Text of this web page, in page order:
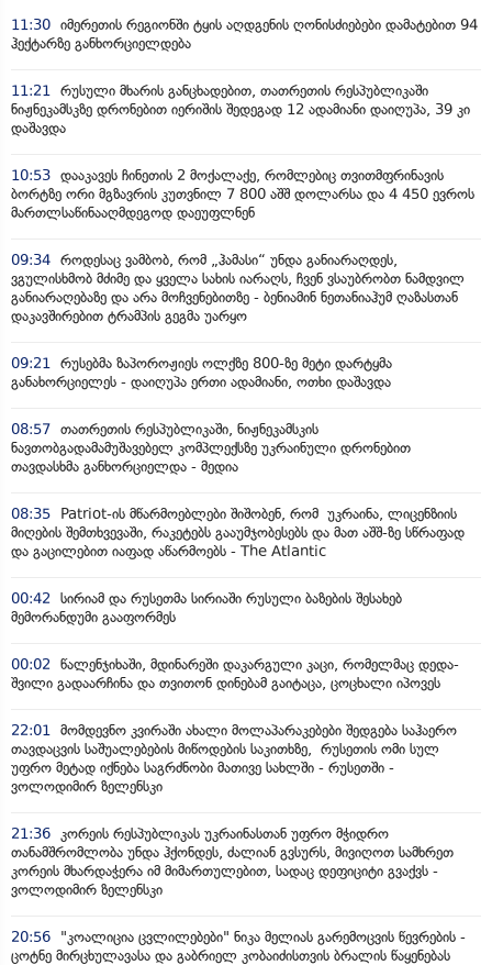
11:30 იმერეთის რეგიონში ტყის აღდგენის ღონისძიებები დამატებით 94
ჰექტარზე განხორციელდება
11:21 რუსული მხარის განცხადებით, თათრეთის რესპუბლიკაში
ნიჟნეკამსკზე დრონებით იერიშის შედეგად 12 ადამიანი დაიღუპა, 39 კი
დაშავდა
10:53 დააკავეს ჩინეთის 2 მოქალაქე, რომლებიც თვითმფრინავის
ბორტზე ორი მგზავრის კუთვნილ 7 800 აშშ დოლარსა და 4 450 ევროს
მართლსაწინააღმდეგოდ დაეუფლნენ
09:34 როდესაც ვამბობ, რომ „ჰამასი“ უნდა განიარაღდეს,
ვგულისხმობ მძიმე და ყველა სახის იარაღს, ჩვენ ვსაუბრობთ ნამდვილ
განიარაღებაზე და არა მოჩვენებითზე - ბენიამინ ნეთანიაჰუმ ღაზასთან
დაკავშირებით ტრამპის გეგმა უარყო
09:21 რუსებმა ზაპოროჟიეს ოლქზე 800-ზე მეტი დარტყმა
განახორციელეს - დაიღუპა ერთი ადამიანი, ოთხი დაშავდა
08:57 თათრეთის რესპუბლიკაში, ნიჟნეკამსკის
ნავთობგადამამუშავებელ კომპლექსზე უკრაინული დრონებით
თავდასხმა განხორციელდა - მედია
08:35
Patriot-ის მწარმოებლები შიშობენ, რომ უკრაინა, ლიცენზიის
მიღების შემთხვევაში, რაკეტებს გააუმჯობესებს და მათ აშშ-ზე სწრაფად
და გაცილებით იაფად აწარმოებს - The Atlantic
00:42 სირიამ და რუსეთმა სირიაში რუსული ბაზების შესახებ
მემორანდუმი გააფორმეს
00:02 წალენჯიხაში, მდინარეში დაკარგული კაცი, რომელმაც დედა-
შვილი გადაარჩინა და თვითონ დინებამ გაიტაცა, ცოცხალი იპოვეს
22:01 მომდევნო კვირაში ახალი მოლაპარაკებები შედგება საჰაერო
თავდაცვის საშუალებების მიწოდების საკითხზე, რუსეთის ომი სულ
უფრო მეტად იქნება საგრძნობი მათივე სახლში - რუსეთში -
ვოლოდიმირ ზელენსკი
21:36 კორეის რესპუბლიკას უკრაინასთან უფრო მჭიდრო
თანამშრომლობა უნდა ჰქონდეს, ძალიან გვსურს, მივიღოთ სამხრეთ
კორეის მხარდაჭერა იმ მიმართულებით, სადაც დეფიციტი გვაქვს -
ვოლოდიმირ ზელენსკი
20:56
"კოალიცია ცვლილებები" ნიკა მელიას გარემოცვის წევრების -
ცოტნე მირცხულავასა და გაბრიელ კობაიძისთვის ბრალის წაყენებას